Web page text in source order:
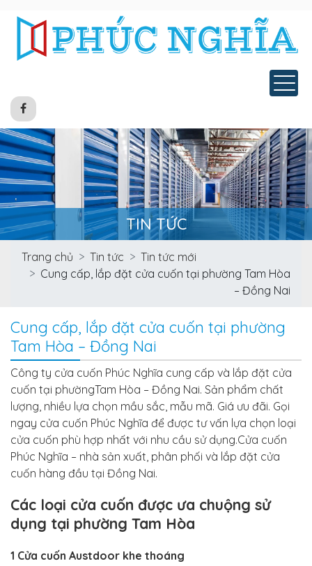
TIN TỨC
Trang chủ Tin tức
Tin tức mới
Cung cấp, lắp đặt cửa cuốn tại phường Tam Hòa
– Đồng Nai
Cung cấp, lắp đặt cửa cuốn tại phường
Tam Hòa – Đồng Nai
Công ty cửa cuốn Phúc Nghĩa cung cấp và lắp đặt cửa
cuốn tại phườngTam Hòa – Đồng Nai. Sản phẩm chất
lượng, nhiều lựa chọn mầu sắc, mẫu mã. Giá ưu đãi. Gọi
ngay cửa cuốn Phúc Nghĩa để được tư vấn lựa chọn loại
cửa cuốn phù hợp nhất với nhu cầu sử dụng.Cửa cuốn
Phúc Nghĩa – nhà sản xuất, phân phối và lắp đặt cửa
cuốn hàng đầu tại Đồng Nai.
Các loại cửa cuốn được ưa chuộng sử
dụng tại phường Tam Hòa
1 Cửa cuốn Austdoor khe thoáng